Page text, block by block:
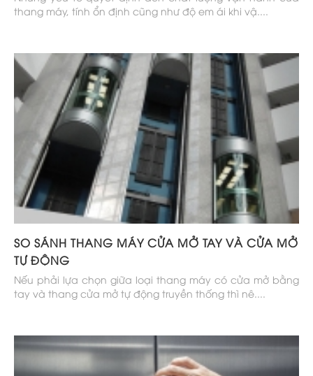
thang máy, tính ổn định cũng như độ em ái khi vậ....
SO SÁNH THANG MÁY CỬA MỞ TAY VÀ CỬA MỞ
TỰ ĐỘNG
Nếu phải lựa chọn giữa loại thang máy có cửa mở bằng
tay và thang cửa mở tự động truyền thống thì nê....